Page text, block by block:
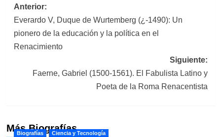
Navegación
de
entradas
Anterior:
Everardo V, Duque de Wurtemberg (¿-1490): Un
pionero de la educación y la política en el
Renacimiento
Siguiente:
Faerne, Gabriel (1500-1561). El Fabulista Latino y
Poeta de la Roma Renacentista
Más Biografías
Biografías Ciencia y Tecnología